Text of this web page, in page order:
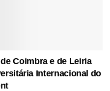
Coimbra e de Leiria
Internacional do